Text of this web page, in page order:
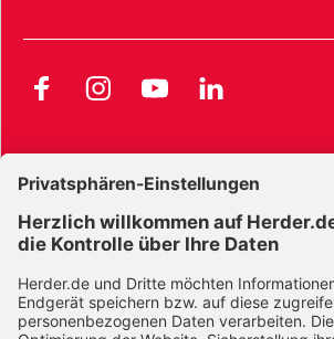
FacebookInstagramYouTubeLinkedIn
Widerrufsbelehrung E-
Widerrufsbelehrung Zeitschriften
Datenschutz Social Media